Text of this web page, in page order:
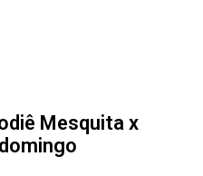
Mesquita x